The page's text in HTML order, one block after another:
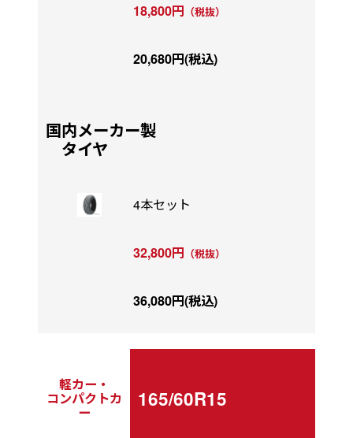
18,800円 （税抜）
20,680円(税込)
国内メーカー製
タイヤ
4本セット
32,800円 （税抜）
36,080円(税込)
軽カー・
コンパクトカ
ー
165/60R15